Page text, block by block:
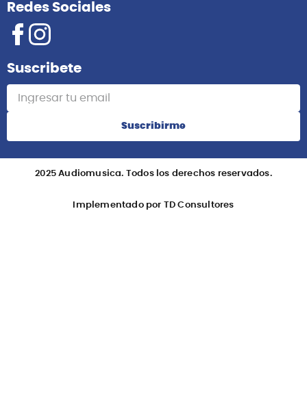
Redes Sociales
Suscribete
Suscribirme
2025 Audiomusica. Todos los derechos reservados.
Implementado por TD Consultores